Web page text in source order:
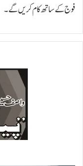
فوج کے ساتھ کام کریں گے۔